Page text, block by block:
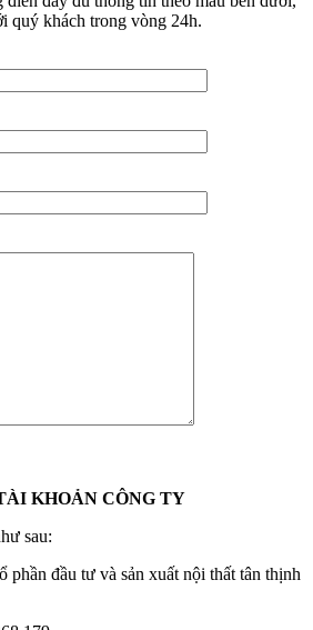
quý khách trong vòng 24h.
KHOẢN CÔNG TY
sau:
phần đầu tư và sản xuất nội thất tân thịnh